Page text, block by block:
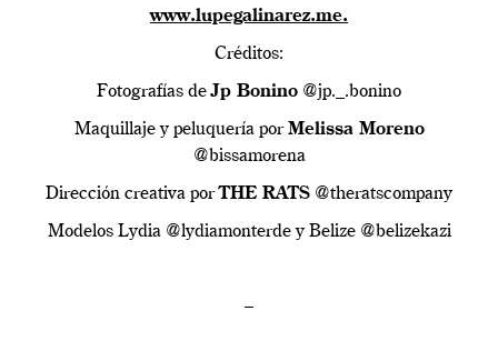
www.lupegalinarez.me.
Créditos:
Fotografías deJp Bonino @jp._.bonino
Maquillaje y peluquería porMelissa Moreno
@bissamorena
Dirección creativa porTHE RATS @theratscompany
Modelos Lydia @lydiamonterde y Belize @belizekazi
–